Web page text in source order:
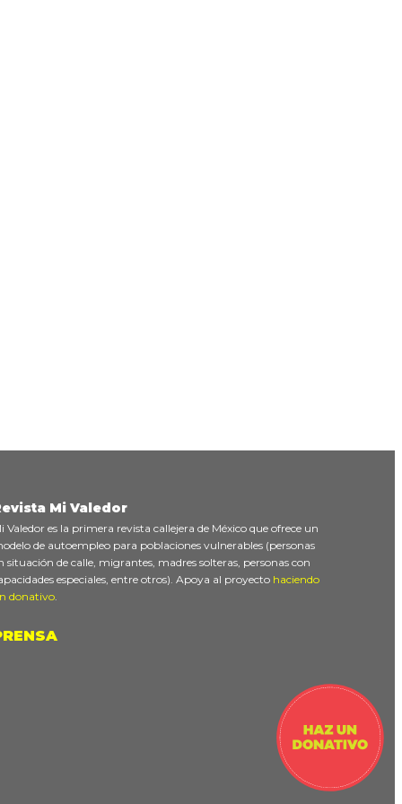
Mi Valedor
Valedor es la primera revista callejera de México que ofrece un
de autoempleo para poblaciones vulnerables (personas
situación de calle, migrantes, madres solteras, personas con
especiales, entre otros). Apoya al proyecto haciendo
donativo